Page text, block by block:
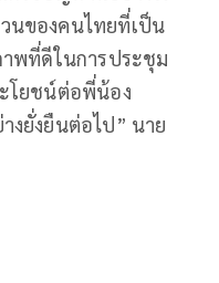
นของคน​ไทยที่เป็น
พที่ดีในการประชุม​
โยชน์​ต่อพี่น้อง
งยั่งยืนต่อไป” นาย